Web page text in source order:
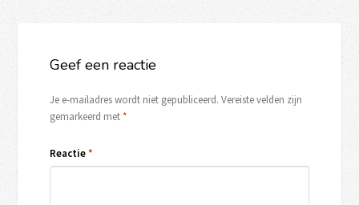
Geef een reactie
Je e-mailadres wordt niet gepubliceerd. Vereiste velden zijn
gemarkeerd met*
Reactie*